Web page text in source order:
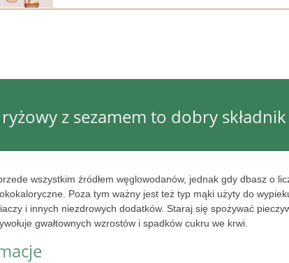
z sezamem to dobry
wszystkim źródłem węglowodanów, jednak gdy dbasz o
Poza tym ważny jest też typ mąki użyty do
i innych niezdrowych dodatków. Staraj się spożywać
gwałtownych wzrostów i spadków cukru we krwi.